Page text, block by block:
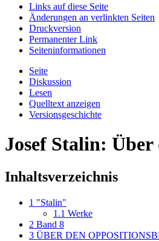
Links auf diese Seite
Änderungen an verlinkten Seiten
Druckversion
Permanenter Link
Seiten­­informationen
Seite
Diskussion
Lesen
Quelltext anzeigen
Versionsgeschichte
Josef Stalin:
Inhaltsverzeichnis
1 "Stalin"
1.1 Werke
2 Band 8
3 ÜBER DEN